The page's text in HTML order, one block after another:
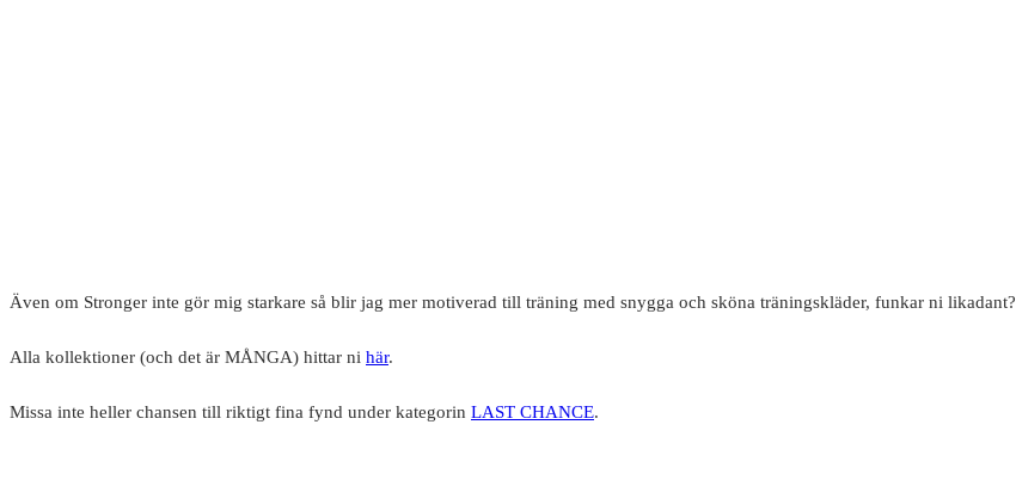
Även om Stronger inte gör mig starkare så blir jag mer motiverad till träning med snygga och sköna träningskläder, funkar ni likadant?
Alla kollektioner (och det är MÅNGA) hittar ni här.
Missa inte heller chansen till riktigt fina fynd under kategorin LAST CHANCE.